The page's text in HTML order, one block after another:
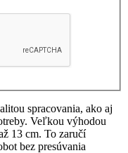
spracovania, ako aj
Veľkou výhodou
13 cm. To zaručí
bez presúvania